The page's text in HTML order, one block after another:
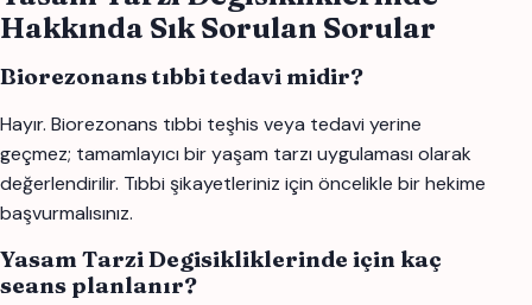
Hakkında Sık Sorulan Sorular
Biorezonans tıbbi tedavi midir?
Hayır. Biorezonans tıbbi teşhis veya tedavi yerine
geçmez; tamamlayıcı bir yaşam tarzı uygulaması olarak
değerlendirilir. Tıbbi şikayetleriniz için öncelikle bir hekime
başvurmalısınız.
Yasam Tarzi Degisikliklerinde için kaç
seans planlanır?